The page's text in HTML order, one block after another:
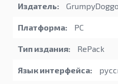
Издатель:
Платформа: PC
Тип издания: RePack
Язык интерфейса: